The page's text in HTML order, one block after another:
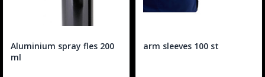
Aluminium spray fles 200
ml
arm sleeves 100 st